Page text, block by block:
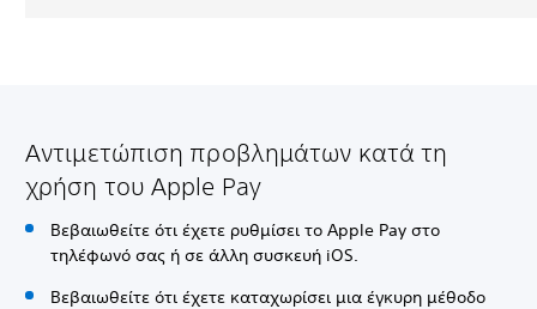
Αντιμετώπιση προβλημάτων κατά τη
χρήση του Apple Pay
Βεβαιωθείτε ότι έχετε ρυθμίσει το Apple Pay στο
τηλέφωνό σας ή σε άλλη συσκευή iOS.
Βεβαιωθείτε ότι έχετε καταχωρίσει μια έγκυρη μέθοδο